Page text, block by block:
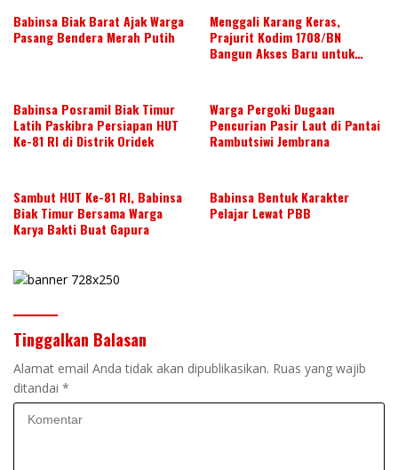
k
Babinsa Biak Barat Ajak Warga
Pasang Bendera Merah Putih
Menggali Karang Keras,
Prajurit Kodim 1708/BN
Bangun Akses Baru untuk
Babinsa Posramil Biak Timur
Latih Paskibra Persiapan HUT
Ke-81 RI di Distrik Oridek
Warga Pergoki Dugaan
Pencurian Pasir Laut di Pantai
Rambutsiwi Jembrana
Sambut HUT Ke-81 RI, Babinsa
Biak Timur Bersama Warga
Karya Bakti Buat Gapura
Babinsa Bentuk Karakter
Pelajar Lewat PBB
Tinggalkan Balasan
Alamat email Anda tidak akan dipublikasikan. Ruas yang wajib
ditandai *